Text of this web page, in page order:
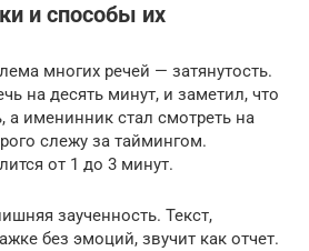
и способы их
многих речей — затянутость.
на десять минут, и заметил, что
а именинник стал смотреть на
слежу за таймингом.
от 1 до 3 минут.
заученность. Текст,
без эмоций, звучит как отчет.